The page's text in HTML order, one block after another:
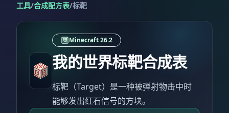
工具/合成配方表/标靶
Minecraft 26.2
我的世界标靶合成表
标靶（Target）是一种被弹射物击中时
能够发出红石信号的方块。